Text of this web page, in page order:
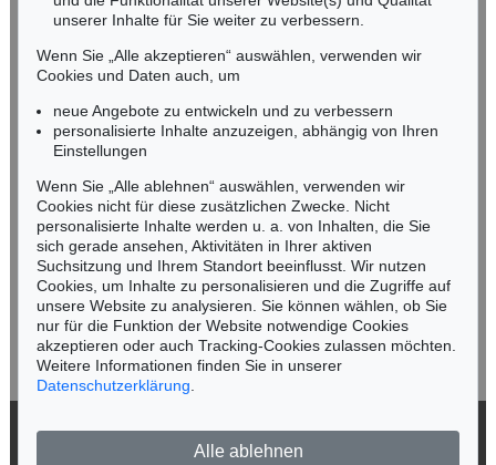
Nico Kassel, M.A.
Mobil: +49 (0)171 8618661
n.kassel@kettererkunst.de
Keine Auktion mehr verpassen!
Wir informieren Sie rechtzeitig.
Jetzt zum Newsletter anmelden >
unserer Inhalte für Sie weiter zu verbessern.
Wenn Sie „Alle akzeptieren“ auswählen, verwenden wir
Cookies und Daten auch, um
neue Angebote zu entwickeln und zu verbessern
personalisierte Inhalte anzuzeigen, abhängig von Ihren
Einstellungen
Wenn Sie „Alle ablehnen“ auswählen, verwenden wir
Cookies nicht für diese zusätzlichen Zwecke. Nicht
personalisierte Inhalte werden u. a. von Inhalten, die Sie
sich gerade ansehen, Aktivitäten in Ihrer aktiven
Suchsitzung und Ihrem Standort beeinflusst. Wir nutzen
Cookies, um Inhalte zu personalisieren und die Zugriffe auf
unsere Website zu analysieren. Sie können wählen, ob Sie
nur für die Funktion der Website notwendige Cookies
akzeptieren oder auch Tracking-Cookies zulassen möchten.
Weitere Informationen finden Sie in unserer
Datenschutzerklärung
Alle ablehnen